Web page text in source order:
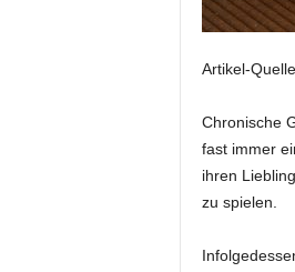
Artikel-
Chronische
fast immer
ihren
zu spielen.